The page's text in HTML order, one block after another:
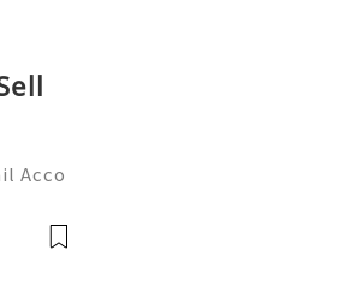
Acco
+1